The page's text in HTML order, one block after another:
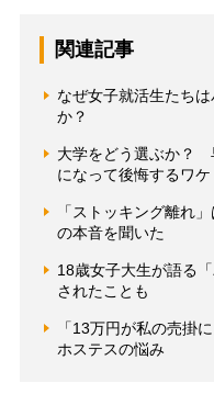
関連記事
なぜ女子就活生たち
か？
大学をどう選ぶか？
になって後悔するワケ
「ストッキング離れ
の本音を聞いた
18歳女子大生が語る
されたことも
「13万円が私の売掛
ホステスの悩み